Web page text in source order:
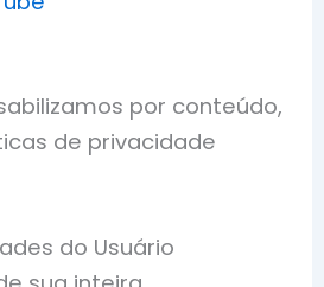
por conteúdo,
de privacidade
do Usuário